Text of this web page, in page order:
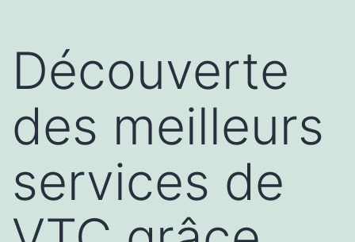
Découverte
des meilleurs
services de